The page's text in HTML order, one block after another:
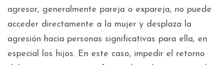
agresor, generalmente pareja o expareja, no puede
acceder directamente a la mujer y desplaza la
agresión hacia personas significativas para ella, en
especial los hijos. En este caso, impedir el retorno